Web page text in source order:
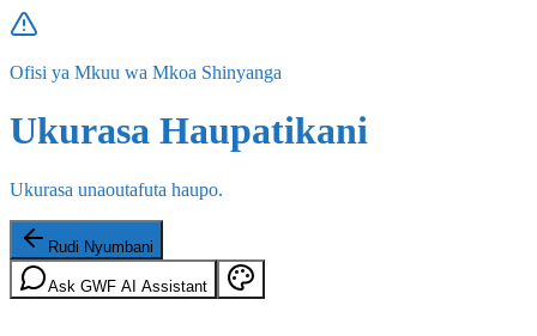
Ofisi ya Mkuu wa Mkoa Shinyanga
Ukurasa Haupatikani
Ukurasa unaoutafuta haupo.
Rudi Nyumbani
Ask GWF AI Assistant